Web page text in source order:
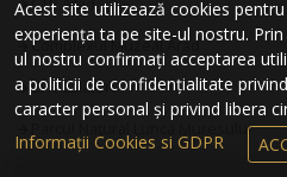
Complexul Muzeal Arad
CFR Calatori
Parcul Natural Lunca Muresului
Acest site utilizează cookies
experiența ta pe site-ul nostru.
ul nostru confirmați acceptarea
a politicii de confidențialitate
caracter personal și privind libera
Informații Cookies si GDPR